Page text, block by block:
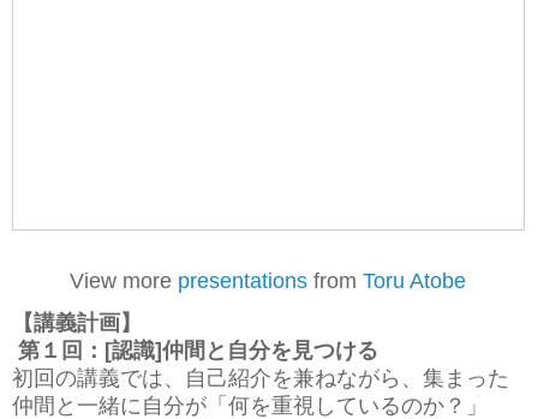
View more presentationsfrom Toru Atobe
【講義計画】
第１回：[認識]仲間と自分を見つける
初回の講義では、自己紹介を兼ねながら、集まった
仲間と一緒に自分が「何を重視しているのか？」